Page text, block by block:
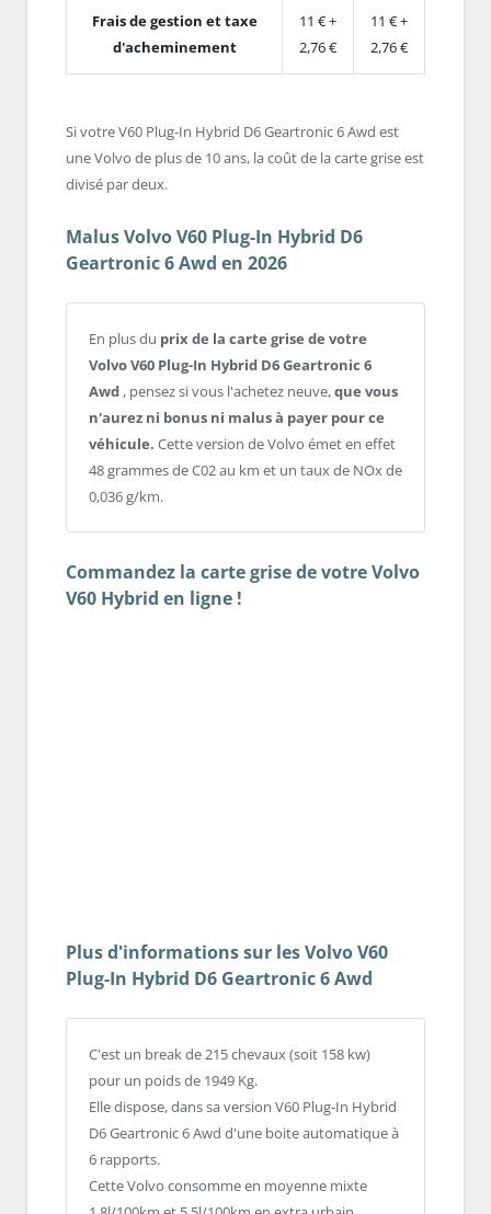
Frais de gestion et taxe
d'acheminement
11 € +
2,76 €
11 € +
2,76 €
Si votre V60 Plug-In Hybrid D6 Geartronic 6 Awd est
une Volvo de plus de 10 ans, la coût de la carte grise est
divisé par deux.
Malus Volvo V60 Plug-In Hybrid D6
Geartronic 6 Awd en 2026
En plus du prix de la carte grise de votre
Volvo V60 Plug-In Hybrid D6 Geartronic 6
Awd , pensez si vous l'achetez neuve,que vous
n'aurez ni bonus ni malus à payer pour ce
véhicule. Cette version de Volvo émet en effet
48 grammes de C02 au km et un taux de NOx de
0,036 g/km.
Commandez la carte grise de votre Volvo
V60 Hybrid en ligne !
Plus d'informations sur les Volvo V60
Plug-In Hybrid D6 Geartronic 6 Awd
C'est un break de 215 chevaux (soit 158 kw)
pour un poids de 1949 Kg.
Elle dispose, dans sa version V60 Plug-In Hybrid
D6 Geartronic 6 Awd d'une boite automatique à
6 rapports.
Cette Volvo consomme en moyenne mixte